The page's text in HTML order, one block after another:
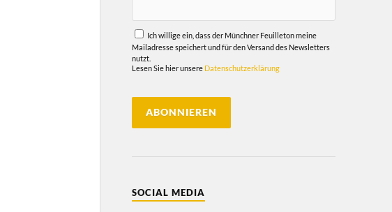
Ich willige ein, dass der Münchner Feuilleton meine
Mailadresse speichert und für den Versand des Newsletters
nutzt.
Lesen Sie hier unsere Datenschutzerklärung
SOCIAL MEDIA